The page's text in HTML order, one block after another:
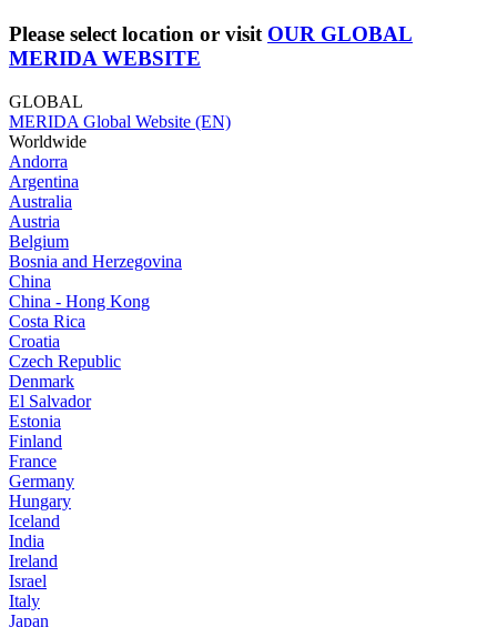
Please select location or visit OUR GLOBAL
MERIDA WEBSITE
GLOBAL
MERIDA Global Website (EN)
Worldwide
Andorra
Argentina
Australia
Austria
Belgium
Bosnia and Herzegovina
China
China - Hong Kong
Costa Rica
Croatia
Czech Republic
Denmark
El Salvador
Estonia
Finland
France
Germany
Hungary
Iceland
India
Ireland
Israel
Italy
Japan